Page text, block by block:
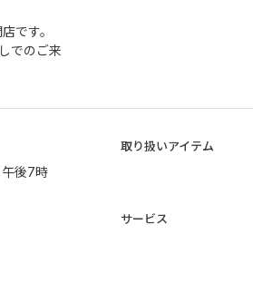
です。
でのご来
後7時
取り扱いアイテム
サービス